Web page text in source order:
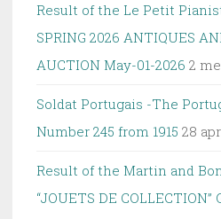
Result of the Le Petit
SPRING 2026 ANTIQUES
AUCTION May-01-2026 2
Soldat Portugais -The
Number 245 from 1915 28
Result of the Martin and
“JOUETS DE